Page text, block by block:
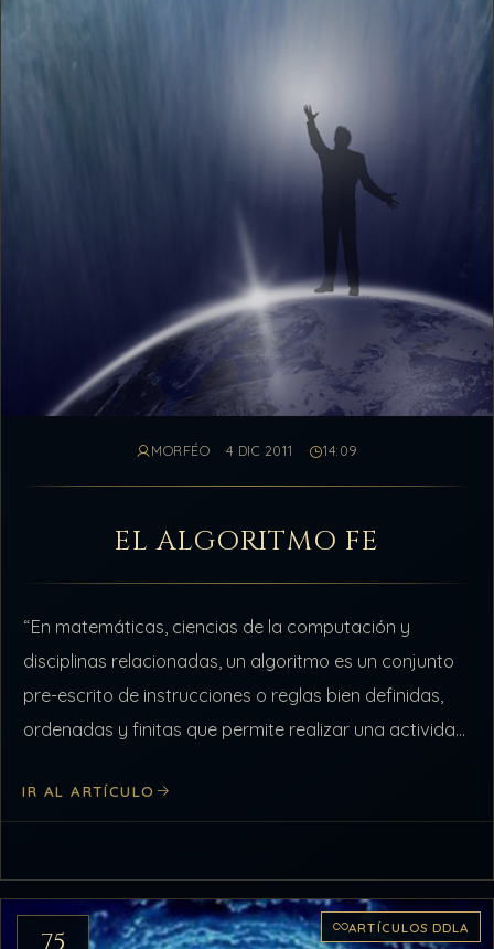
MORFÉO 4 DIC 2011 14:09
EL ALGORITMO FE
“En matemáticas, ciencias de la computación y
disciplinas relacionadas, un algoritmo es un conjunto
pre-escrito de instrucciones o reglas bien definidas,
ordenadas y finitas que permite realizar una actividad
IR AL ARTÍCULO
ARTÍCULOS DDLA